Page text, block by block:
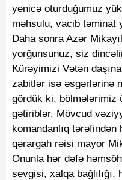
yenicə oturduğumuz
məhsulu, vacib təminat
Daha sonra Azər
yorğunsunuz, siz
Kürəyimizi Vətən
zabitlər isə əsgərlərinə
gördük ki, bölmələrimiz
gətiriblər. Mövcud
komandanlıq tərəfindən
qərargah rəisi mayor
Onunla hər dəfə
sevgisi, xalqa